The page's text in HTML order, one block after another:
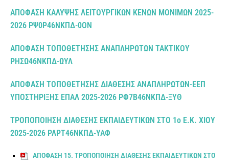
ΑΠΟΦΑΣΗ ΚΑΛΥΨΗΣ ΛΕΙΤΟΥΡΓΙΚΩΝ ΚΕΝΩΝ ΜΟΝΙΜΩΝ 2025-
2026 ΡΨ0Ρ46ΝΚΠΔ-0ΟΝ
ΑΠΟΦΑΣΗ ΤΟΠΟΘΕΤΗΣΗΣ ΑΝΑΠΛΗΡΩΤΩΝ ΤΑΚΤΙΚΟΥ
ΡΗΣΩ46ΝΚΠΔ-ΩΥΛ
ΑΠΟΦΑΣΗ ΤΟΠΟΘΕΤΗΣΗΣ ΔΙΑΘΕΣΗΣ ΑΝΑΠΛΗΡΩΤΩΝ-ΕΕΠ
ΥΠΟΣΤΗΡΙΞΗΣ ΕΠΑΛ 2025-2026 ΡΦ7Β46ΝΚΠΔ-ΞΥΘ
ΤΡΟΠΟΠΟΙΗΣΗ ΔΙΑΘΕΣΗΣ ΕΚΠΑΙΔΕΥΤΙΚΩΝ ΣΤΟ 1ο Ε.Κ. ΧΙΟΥ
2025-2026 ΡΛΡΤ46ΝΚΠΔ-ΥΑΦ
ΑΠΟΦΑΣΗ 15. ΤΡΟΠΟΠΟΙΗΣΗ ΔΙΑΘΕΣΗΣ ΕΚΠΑΙΔΕΥΤΙΚΩΝ ΣΤΟ